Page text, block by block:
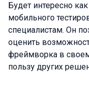
Будет интересно
мобильного
специалистам. Он
оценить
фреймворка в
пользу других